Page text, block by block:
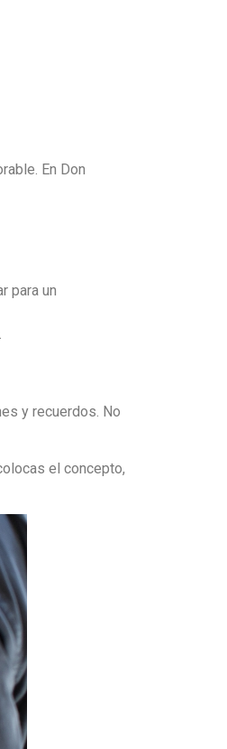
En Don
para un
y recuerdos. No
el concepto,